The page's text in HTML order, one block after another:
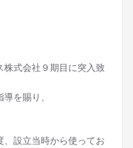
式会社９期目に突入致
を賜り、
設立当時から使ってお